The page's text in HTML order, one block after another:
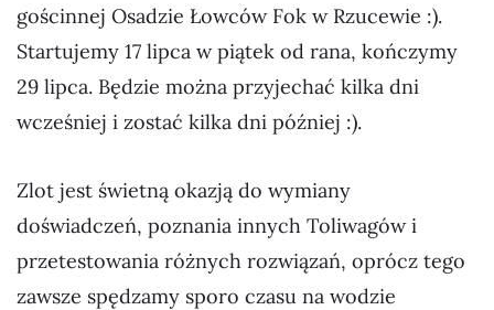
gościnnej Osadzie Łowców Fok w Rzucewie :).
Startujemy 17 lipca w piątek od rana, kończymy
29 lipca. Będzie można przyjechać kilka dni
wcześniej i zostać kilka dni później :).
Zlot jest świetną okazją do wymiany
doświadczeń, poznania innych Toliwagów i
przetestowania różnych rozwiązań, oprócz tego
zawsze spędzamy sporo czasu na wodzie